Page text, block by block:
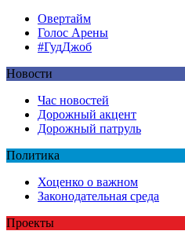
Овертайм
Голос Арены
#ГудДжоб
Новости
Час новостей
Дорожный акцент
Дорожный патруль
Политика
Хоценко о важном
Законодательная среда
Проекты